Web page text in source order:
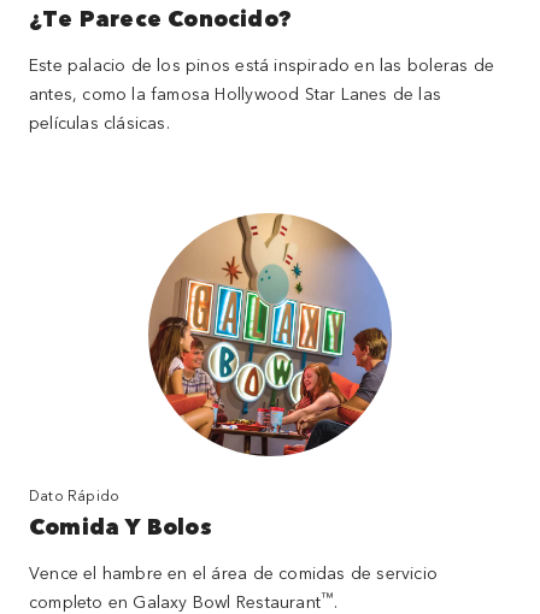
¿Te Parece Conocido?
Este palacio de los pinos está inspirado en las boleras de
antes, como la famosa Hollywood Star Lanes de las
películas clásicas.
Dato Rápido
Comida Y Bolos
Vence el hambre en el área de comidas de servicio
completo en Galaxy Bowl Restaurant™.